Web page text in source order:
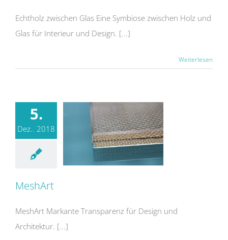
Echtholz zwischen Glas Eine Symbiose zwischen Holz und
Glas für Interieur und Design. [...]
Weiterlesen
5.
Dez.. 2018
MeshArt
MeshArt Markante Transparenz für Design und
Architektur. [...]